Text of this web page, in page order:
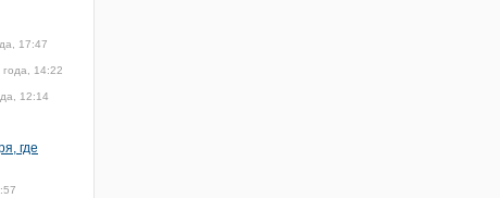
17:47
14:22
12:14
где